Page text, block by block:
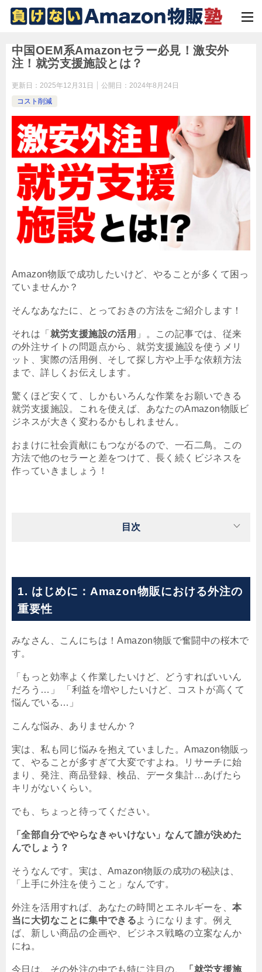
中国OEM系Amazonセラー必見！激安外
注！就労支援施設とは？
更新日： 2025年12月31日 公開日： 2024年8月24日
コスト削減
Amazon物販で成功したいけど、やることが多くて困っ
ていませんか？
そんなあなたに、とっておきの方法をご紹介します！
それは「 就労支援施設の活用 」。この記事では、従来
の外注サイトの問題点から、就労支援施設を使うメリ
ット、実際の活用例、そして探し方や上手な依頼方法
まで、詳しくお伝えします。
驚くほど安くて、しかもいろんな作業をお願いできる
就労支援施設。これを使えば、あなたのAmazon物販ビ
ジネスが大きく変わるかもしれません。
おまけに社会貢献にもつながるので、一石二鳥。この
方法で他のセラーと差をつけて、長く続くビジネスを
作っていきましょう！
目次
1. はじめに：Amazon物販における外注の
重要性
みなさん、こんにちは！Amazon物販で奮闘中の桜木で
す。
「もっと効率よく作業したいけど、どうすればいいん
だろう…」 「利益を増やしたいけど、コストが高くて
悩んでいる…」
こんな悩み、ありませんか？
実は、私も同じ悩みを抱えていました。Amazon物販っ
て、やることが多すぎて大変ですよね。リサーチに始
まり、発注、商品登録、検品、データ集計…あげたら
キリがないくらい。
でも、ちょっと待ってください。
「全部自分でやらなきゃいけない」なんて誰が決めた
んでしょう？
そうなんです。実は、Amazon物販の成功の秘訣は、
「上手に外注を使うこと」なんです。
外注を活用すれば、あなたの時間とエネルギーを、本
当に大切なことに集中できるようになります。例え
ば、新しい商品の企画や、ビジネス戦略の立案なんか
にね。
今日は、その外注の中でも特に注目の、
「就労支援施